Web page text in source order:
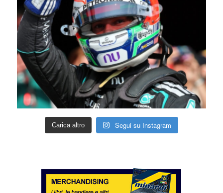
Carica altro Segui su Instagram